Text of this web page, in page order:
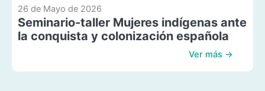
26 de Mayo de 2026
Seminario-taller Mujeres indígenas ante
la conquista y colonización española
Ver más →